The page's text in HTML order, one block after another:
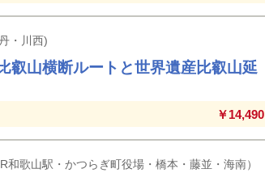
・川西)
叡山横断ルートと世界遺産比叡山延
￥14,490
歌山駅・かつらぎ町役場・橋本・藤並・海南）